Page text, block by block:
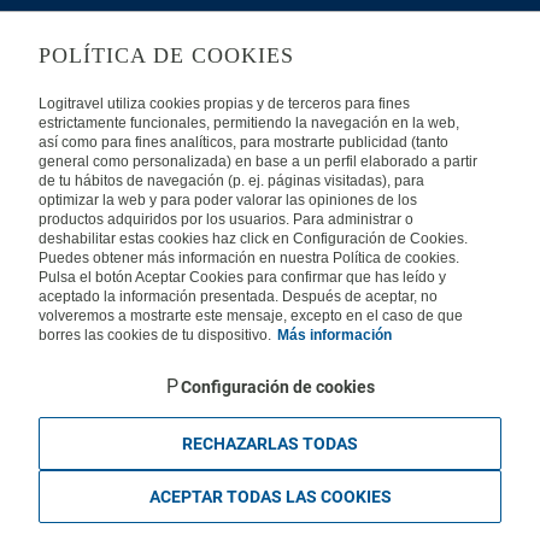
Oikeudellinen huomautus Yleiset valmismatkaehdot
Evästekäytäntömme
MUISSA MAISSA
Espanja Portugali Italia
Legal , Y-tunnus 2559611-1, KuVi 2843/13/U. Kaikki oikeudet pidätetään.
POLÍTICA DE COOKIES
Logitravel utiliza cookies propias y de terceros para fines
estrictamente funcionales, permitiendo la navegación en la web,
así como para fines analíticos, para mostrarte publicidad (tanto
general como personalizada) en base a un perfil elaborado a partir
de tu hábitos de navegación (p. ej. páginas visitadas), para
optimizar la web y para poder valorar las opiniones de los
productos adquiridos por los usuarios. Para administrar o
deshabilitar estas cookies haz click en Configuración de Cookies.
Puedes obtener más información en nuestra Política de cookies.
Pulsa el botón Aceptar Cookies para confirmar que has leído y
aceptado la información presentada. Después de aceptar, no
volveremos a mostrarte este mensaje, excepto en el caso de que
borres las cookies de tu dispositivo. Más información
Configuración de cookies
RECHAZARLAS TODAS
ACEPTAR TODAS LAS COOKIES